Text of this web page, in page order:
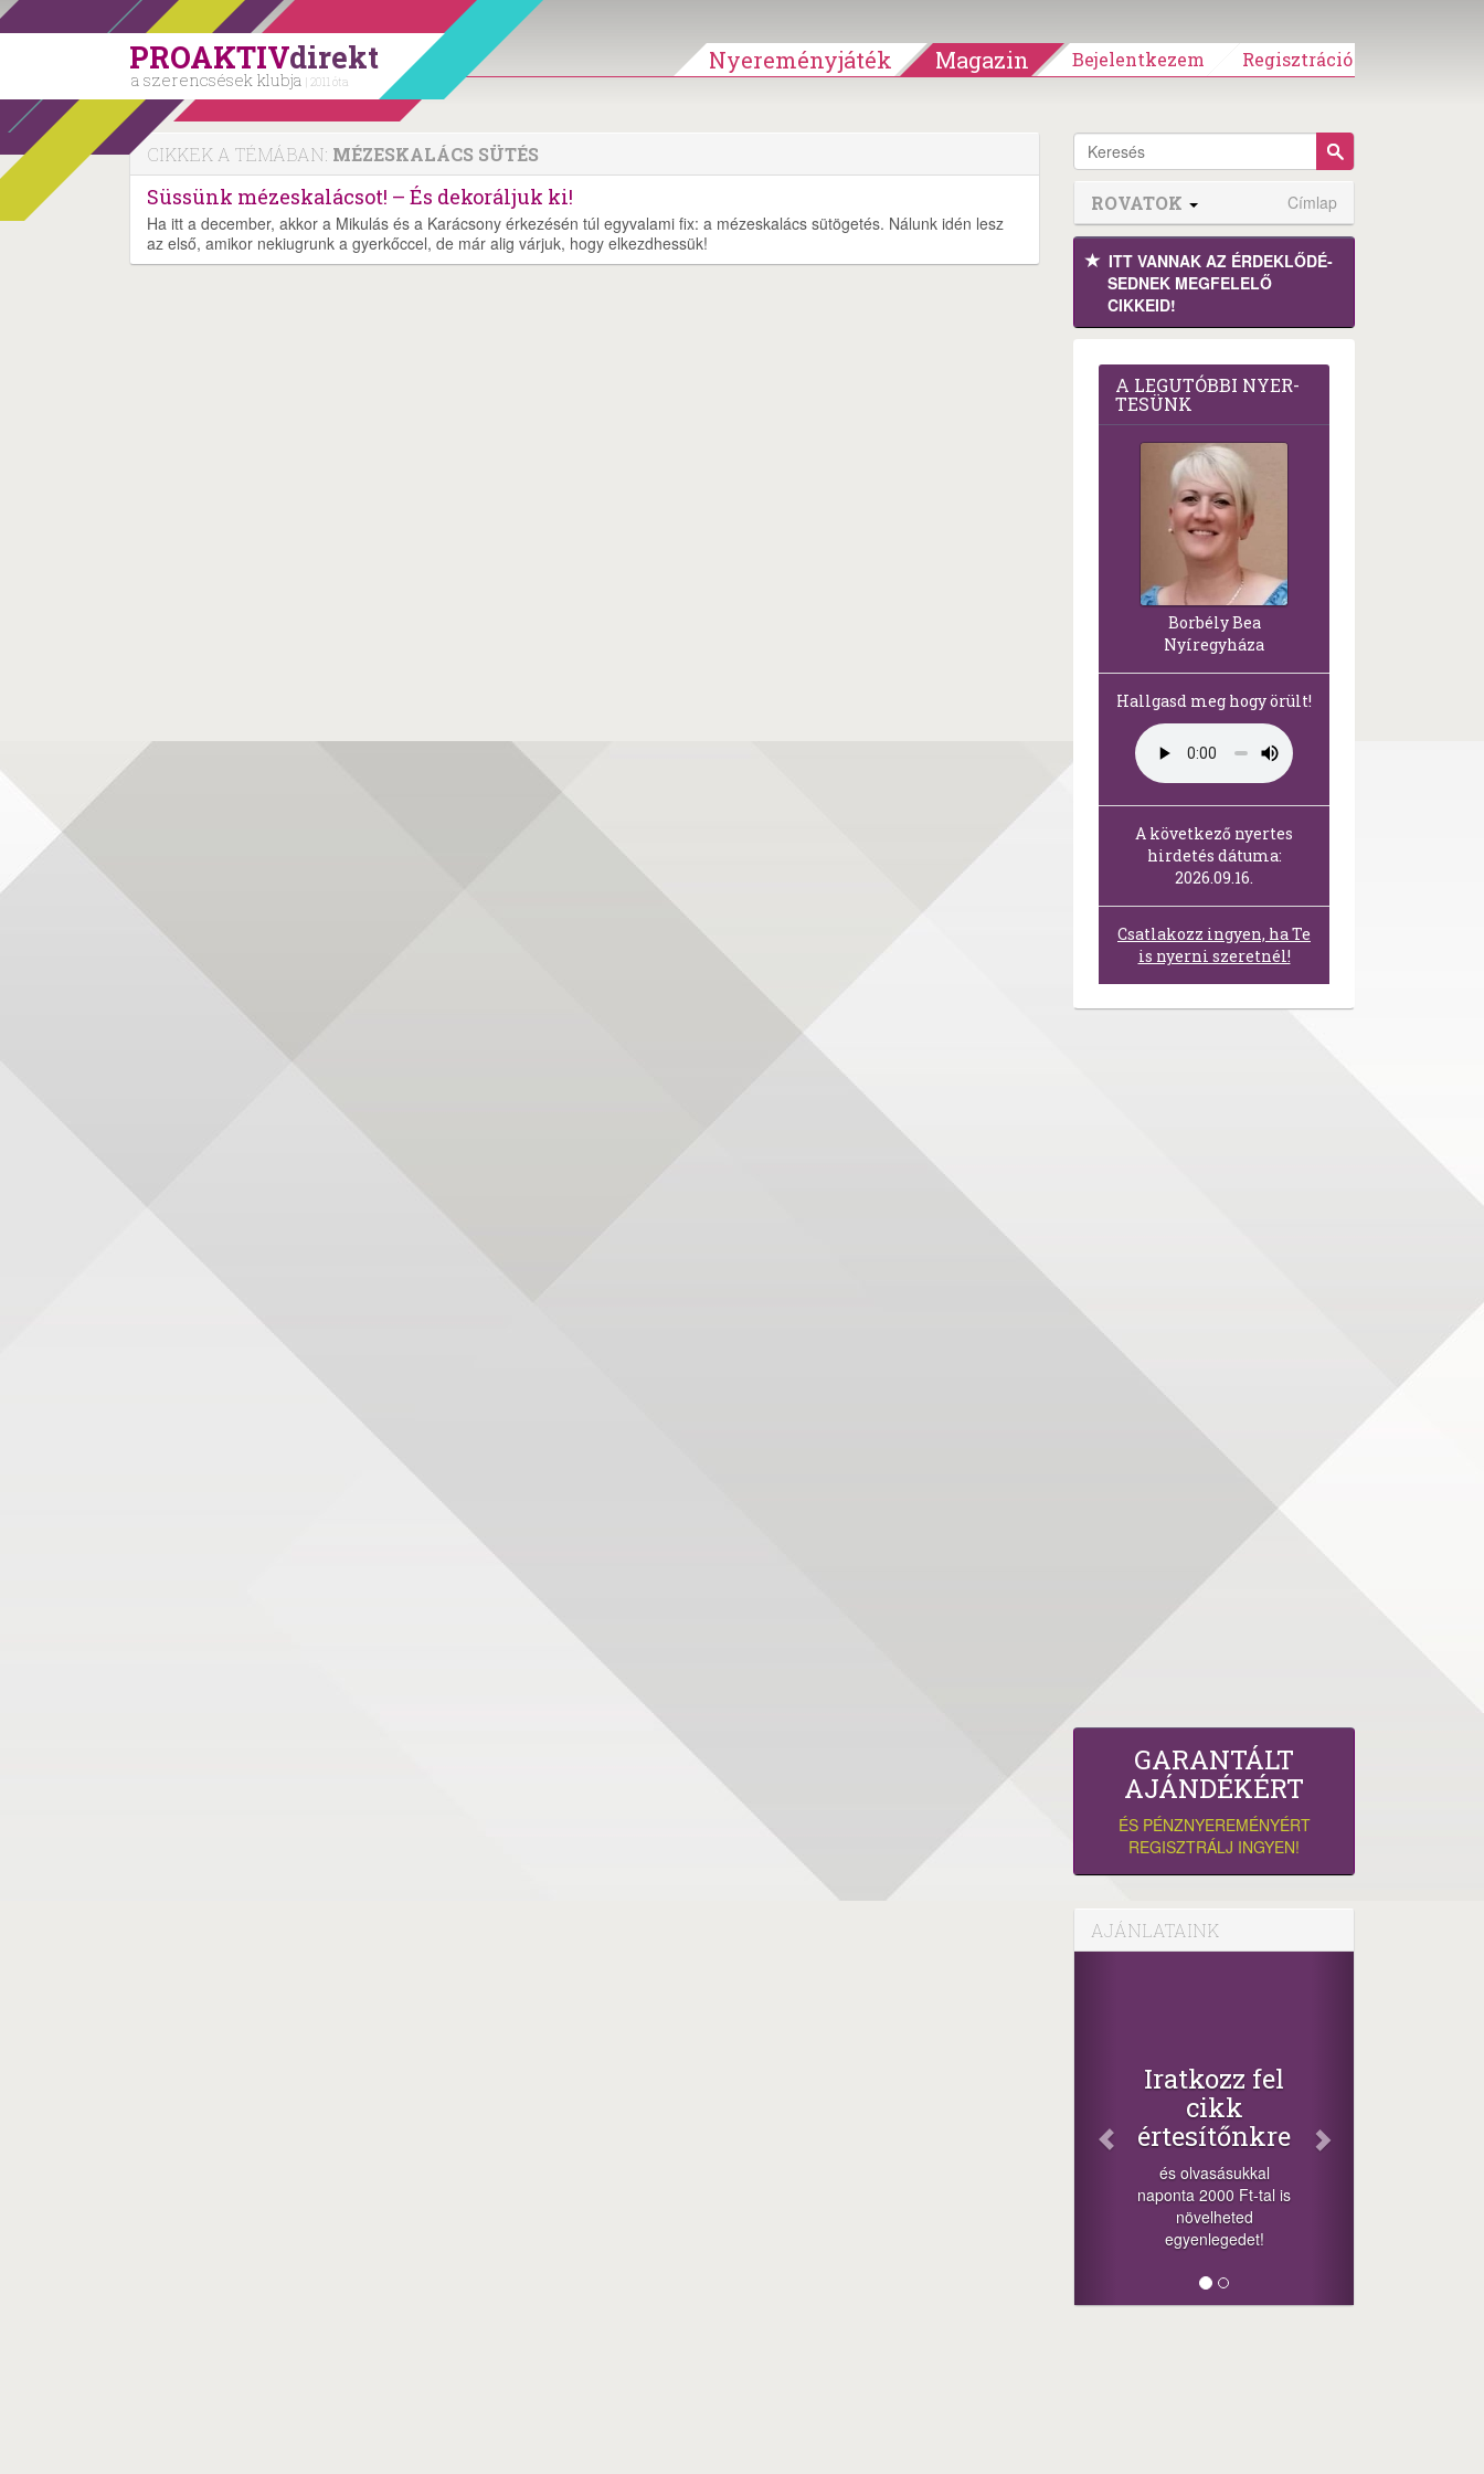
PROAKTIVdirekt
a szerencsések klubja | 2011 óta
Nyereményjáték Magazin Bejelentkezem Regisztráció
CIKKEK A TÉMÁBAN: MÉZESKALÁCS SÜTÉS
Süssünk mézeskalácsot! – És dekoráljuk ki!
Ha itt a december, akkor a Mikulás és a Karácsony érkezésén túl egyvalami fix: a mézeskalács sütögetés. Nálunk idén lesz
az első, amikor nekiugrunk a gyerkőccel, de már alig várjuk, hogy elkezdhessük!
ROVATOK Címlap
ITT VANNAK AZ ÉRDEK­LŐDÉ­
SEDNEK MEGFE­LELŐ
CIKKEID!
A LEG­U­TÓB­BI NYER­
TE­SÜNK
Borbély Bea
Nyíregyháza
Hallgasd meg hogy örült!
A következő nyertes
hirdetés dátuma:
2026.09.16.
Csatlakozz ingyen, ha Te
is nyerni szeretnél!
GARANTÁLT
AJÁNDÉKÉRT
ÉS PÉNZNYEREMÉNYÉRT
REGISZTRÁLJ INGYEN!
AJÁNLATAINK
Iratkozz fel
cikk
értesítőnkre
és olvasásukkal
naponta 2000 Ft-tal is
növelheted
egyenlegedet!